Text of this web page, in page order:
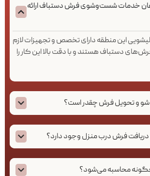
خدمات شست‌وشوی فرش دستباف ارائه
این منطقه دارای تخصص و تجهیزات لازم
دستباف هستند و با دقت بالا این کار را
و تحویل فرش چقدر است؟
دریافت فرش درب منزل وجود دارد؟
محاسبه می‌شود؟